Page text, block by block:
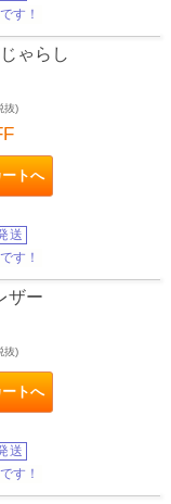
す！
ゃらし
抜)
ートへ
送
す！
ザー
抜)
ートへ
送
す！